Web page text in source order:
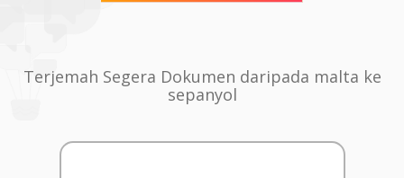
Terjemah Segera Dokumen daripada malta ke
sepanyol